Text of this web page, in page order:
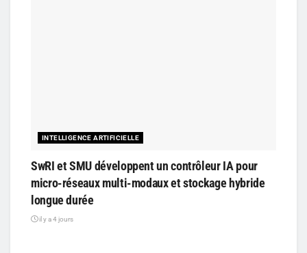
INTELLIGENCE ARTIFICIELLE
SwRI et SMU développent un contrôleur IA pour
micro-réseaux multi-modaux et stockage hybride
longue durée
il y a 4 jours